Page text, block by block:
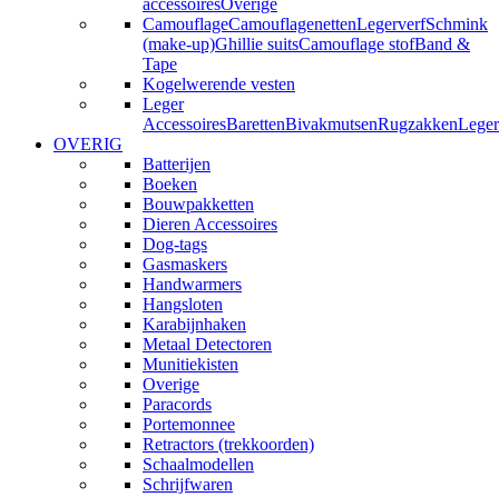
accessoiresOverige
CamouflageCamouflagenettenLegerverfSchmink
(make-up)Ghillie suitsCamouflage stofBand &
Tape
Kogelwerende vesten
Leger
AccessoiresBarettenBivakmutsenRugzakken
OVERIG
Batterijen
Boeken
Bouwpakketten
Dieren Accessoires
Dog-tags
Gasmaskers
Handwarmers
Hangsloten
Karabijnhaken
Metaal Detectoren
Munitiekisten
Overige
Paracords
Portemonnee
Retractors (trekkoorden)
Schaalmodellen
Schrijfwaren